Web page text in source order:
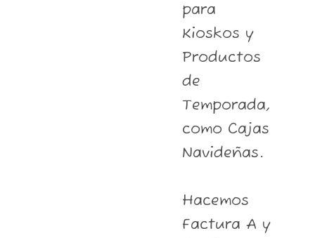
para
Kioskos y
Productos
de
Temporada,
como Cajas
Navideñas.
Hacemos
Factura A y